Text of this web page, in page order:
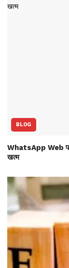
BLOG
WhatsApp Web पर
खत्म